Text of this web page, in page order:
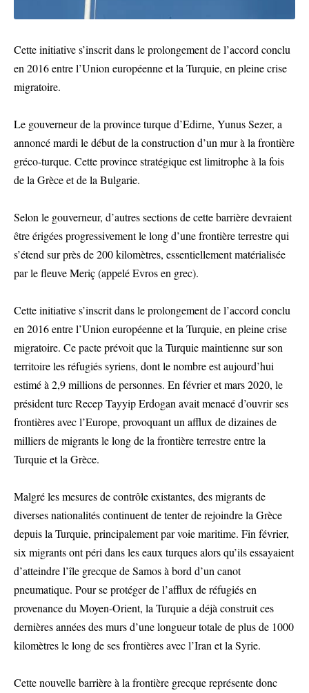
Cette initiative s’inscrit dans le prolongement de l’accord conclu
en 2016 entre l’Union européenne et la Turquie, en pleine crise
migratoire.
Le gouverneur de la province turque d’Edirne, Yunus Sezer, a
annoncé mardi le début de la construction d’un mur à la frontière
gréco-turque. Cette province stratégique est limitrophe à la fois
de la Grèce et de la Bulgarie.
Selon le gouverneur, d’autres sections de cette barrière devraient
être érigées progressivement le long d’une frontière terrestre qui
s’étend sur près de 200 kilomètres, essentiellement matérialisée
par le fleuve Meriç (appelé Evros en grec).
Cette initiative s’inscrit dans le prolongement de l’accord conclu
en 2016 entre l’Union européenne et la Turquie, en pleine crise
migratoire. Ce pacte prévoit que la Turquie maintienne sur son
territoire les réfugiés syriens, dont le nombre est aujourd’hui
estimé à 2,9 millions de personnes. En février et mars 2020, le
président turc Recep Tayyip Erdogan avait menacé d’ouvrir ses
frontières avec l’Europe, provoquant un afflux de dizaines de
milliers de migrants le long de la frontière terrestre entre la
Turquie et la Grèce.
Malgré les mesures de contrôle existantes, des migrants de
diverses nationalités continuent de tenter de rejoindre la Grèce
depuis la Turquie, principalement par voie maritime. Fin février,
six migrants ont péri dans les eaux turques alors qu’ils essayaient
d’atteindre l’île grecque de Samos à bord d’un canot
pneumatique. Pour se protéger de l’afflux de réfugiés en
provenance du Moyen-Orient, la Turquie a déjà construit ces
dernières années des murs d’une longueur totale de plus de 1000
kilomètres le long de ses frontières avec l’Iran et la Syrie.
Cette nouvelle barrière à la frontière grecque représente donc